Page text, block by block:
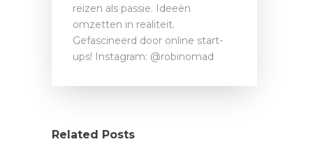
reizen als passie. Ideeën
omzetten in realiteit.
Gefascineerd door online start-
ups! Instagram: @robinomad
Related Posts